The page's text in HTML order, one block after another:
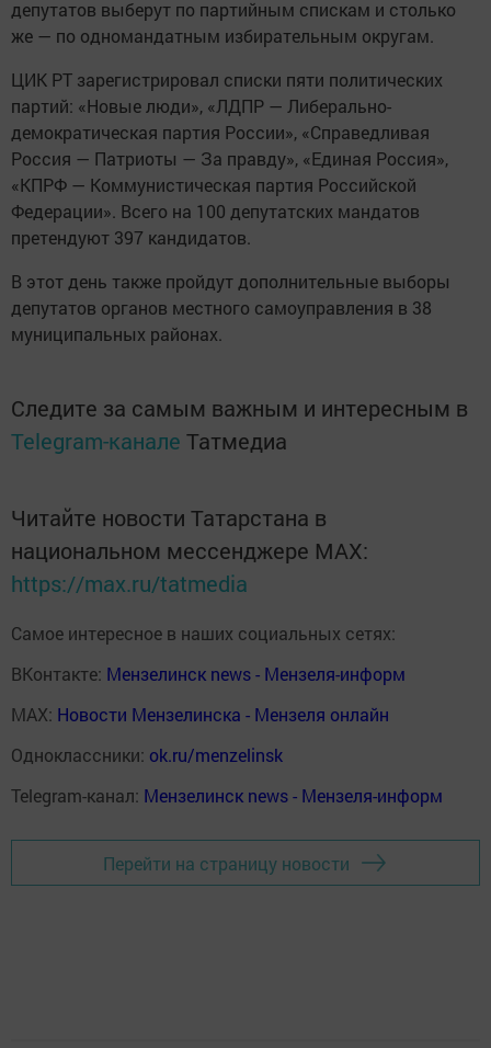
депутатов выберут по партийным спискам и столько
же — по одномандатным избирательным округам.
ЦИК РТ зарегистрировал списки пяти политических
партий: «Новые люди», «ЛДПР — Либерально-
демократическая партия России», «Справедливая
Россия — Патриоты — За правду», «Единая Россия»,
«КПРФ — Коммунистическая партия Российской
Федерации». Всего на 100 депутатских мандатов
претендуют 397 кандидатов.
В этот день также пройдут дополнительные выборы
депутатов органов местного самоуправления в 38
муниципальных районах.
Следите за самым важным и интересным в
Telegram-канале Татмедиа
Читайте новости Татарстана в
национальном мессенджере MАХ:
https://max.ru/tatmedia
Самое интересное в наших социальных сетях:
ВКонтакте: Мензелинск news - Мензеля-информ
MAX: Новости Мензелинска - Мензеля онлайн
Одноклассники: ok.ru/menzelinsk
Telegram-канал: Мензелинск news - Мензеля-информ
Перейти на страницу новости